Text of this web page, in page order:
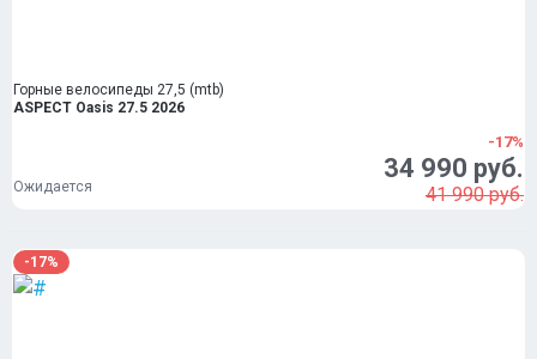
Горные велосипеды 27,5 (mtb)
ASPECT Oasis 27.5 2026
Ожидается
-17%
34 990 руб.
41 990 руб.
-17%